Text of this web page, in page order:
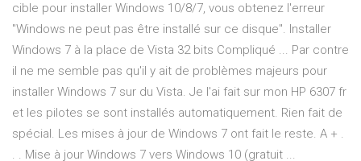
cible pour installer Windows 10/8/7, vous obtenez l'erreur
"Windows ne peut pas être installé sur ce disque". Installer
Windows 7 à la place de Vista 32 bits Compliqué ... Par contre
il ne me semble pas qu'il y ait de problèmes majeurs pour
installer Windows 7 sur du Vista. Je l'ai fait sur mon HP 6307 fr
et les pilotes se sont installés automatiquement. Rien fait de
spécial. Les mises à jour de Windows 7 ont fait le reste. A + .
. . Mise à jour Windows 7 vers Windows 10 (gratuit ...